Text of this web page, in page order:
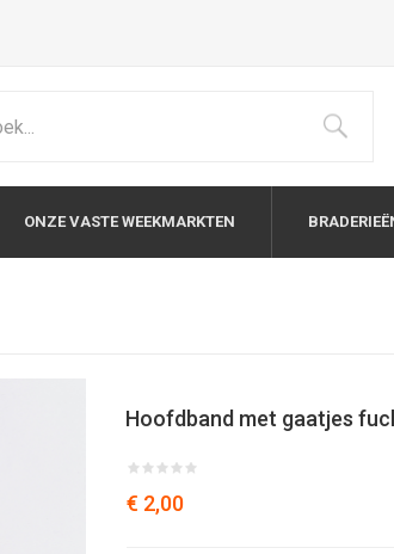
ONZE VASTE WEEKMARKTEN
Hoofdband met gaatjes
€ 2,00